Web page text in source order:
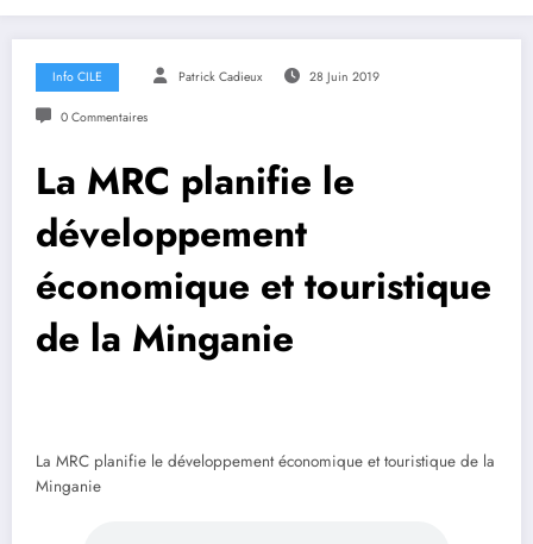
Info CILE Patrick Cadieux 28 Juin 2019
0 Commentaires
La MRC planifie le
développement
économique et touristique
de la Minganie
La MRC planifie le développement économique et touristique de la
Minganie